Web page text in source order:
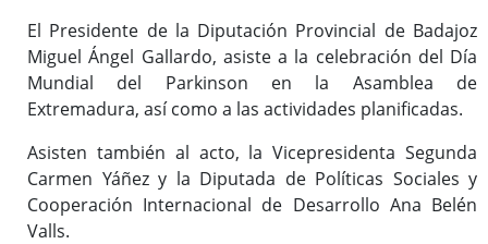
El Presidente de la Diputación Provincial de Badajoz
Miguel Ángel Gallardo, asiste a la celebración del Día
Mundial del Parkinson en la Asamblea de
Extremadura, así como a las actividades planificadas.
Asisten también al acto, la Vicepresidenta Segunda
Carmen Yáñez y la Diputada de Políticas Sociales y
Cooperación Internacional de Desarrollo Ana Belén
Valls.